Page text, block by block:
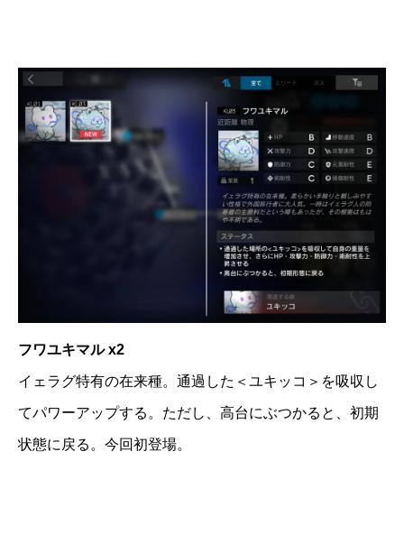
フワユキマル x2
イェラグ特有の在来種。通過した＜ユキッコ＞を吸収し
てパワーアップする。ただし、高台にぶつかると、初期
状態に戻る。今回初登場。